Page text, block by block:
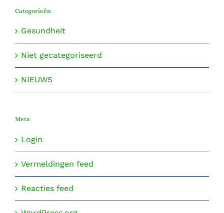
Categorieën
Gesundheit
Niet gecategoriseerd
NIEUWS
Meta
Login
Vermeldingen feed
Reacties feed